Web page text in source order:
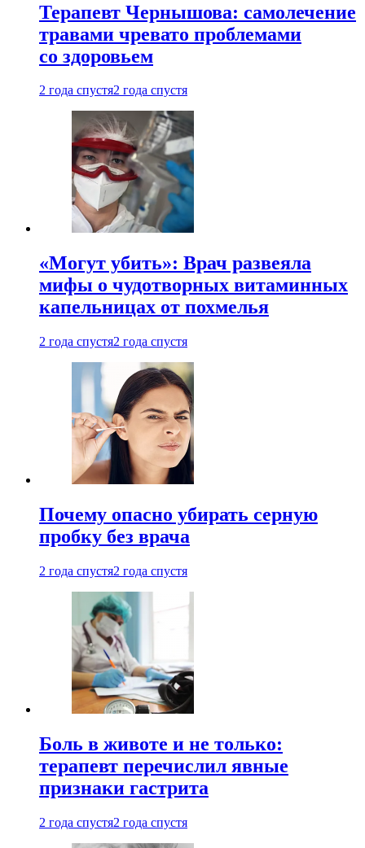
Терапевт Чернышова: самолечение
травами чревато проблемами
со здоровьем
2 года спустя2 года спустя
«Могут убить»: Врач развеяла
мифы о чудотворных витаминных
капельницах от похмелья
2 года спустя2 года спустя
Почему опасно убирать серную
пробку без врача
2 года спустя2 года спустя
Боль в животе и не только:
терапевт перечислил явные
признаки гастрита
2 года спустя2 года спустя